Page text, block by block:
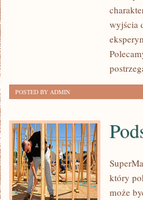
PERFUMERYJNE
wyjścia
POSTED BY ADMIN
który
może